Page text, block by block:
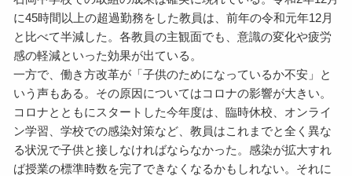
に45時間以上の超過勤務をした教員は、前年の令和元年12月
と比べて半減した。各教員の主観面でも、意識の変化や疲労
感の軽減といった効果が出ている。
一方で、働き方改革が「子供のためになっているか不安」と
いう声もある。その原因についてはコロナの影響が大きい。
コロナとともにスタートした今年度は、臨時休校、オンライ
ン学習、学校での感染対策など、教員はこれまでと全く異な
る状況で子供と接しなければならなかった。感染が拡大すれ
ば授業の標準時数を完了できなくなるかもしれない。それに